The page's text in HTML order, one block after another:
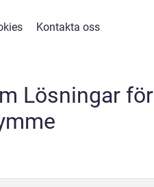
Kontakta oss
Lösningar för